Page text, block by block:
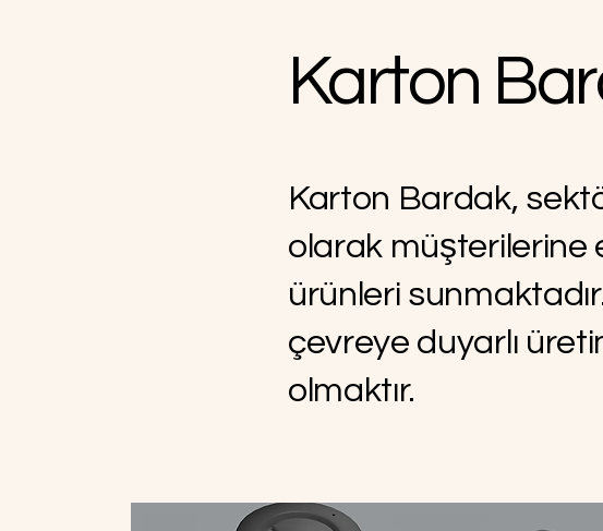
Karton
Karton Bardak,
olarak müşterilerine
ürünleri
çevreye duyarlı
olmaktır.